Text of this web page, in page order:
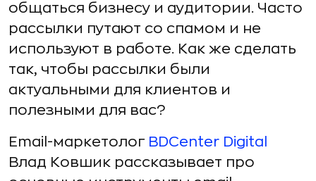
общаться бизнесу и аудитории. Часто
рассылки путают со спамом и не
используют в работе. Как же сделать
так, чтобы рассылки были
актуальными для клиентов и
полезными для вас?
Еmail-маркетолог BDCenter Digital
Влад Ковшик рассказывает про